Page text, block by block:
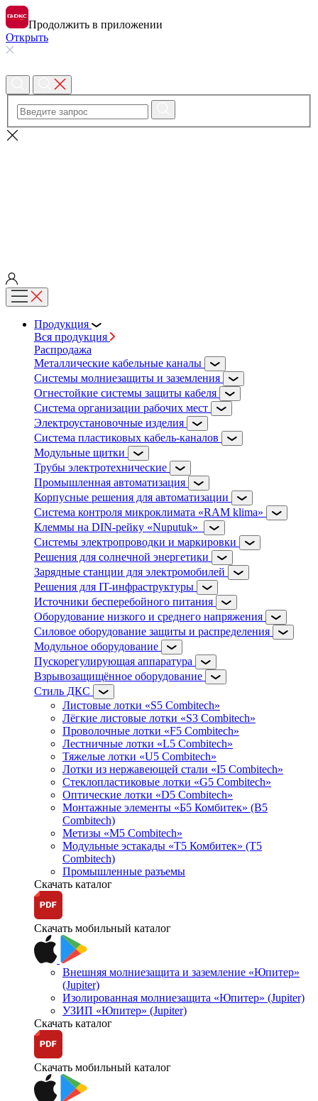
Продолжить в приложении
Открыть
Продукция
Вся продукция
Распродажа
Металлические кабельные каналы
Системы молниезащиты и заземления
Огнестойкие системы защиты кабеля
Система организации рабочих мест
Электроустановочные изделия
Система пластиковых кабель-каналов
Модульные щитки
Трубы электротехнические
Промышленная автоматизация
Корпусные решения для автоматизации
Система контроля микроклимата «RAM klima»
Клеммы на DIN-рейку «Nuputuk»
Системы электропроводки и маркировки
Решения для солнечной энергетики
Зарядные станции для электромобилей
Решения для IT-инфраструктуры
Источники бесперебойного питания
Оборудование низкого и среднего напряжения
Силовое оборудование защиты и распределения
Модульное оборудование
Пускорегулирующая аппаратура
Взрывозащищённое оборудование
Стиль ДКС
Листовые лотки «S5 Combitech»
Лёгкие листовые лотки «S3 Combitech»
Проволочные лотки «F5 Combitech»
Лестничные лотки «L5 Combitech»
Тяжелые лотки «U5 Combitech»
Лотки из нержавеющей стали «I5 Combitech»
Стеклопластиковые лотки «G5 Combitech»
Оптические лотки «D5 Combitech»
Монтажные элементы «Б5 Комбитек» (B5
Combitech)
Метизы «M5 Combitech»
Модульные эстакады «Т5 Комбитек» (T5
Combitech)
Промышленные разъемы
Скачать каталог
Скачать мобильный каталог
Внешняя молниезащита и заземление «Юпитер»
(Jupiter)
Изолированная молниезащита «Юпитер» (Jupiter)
УЗИП «Юпитер» (Jupiter)
Скачать каталог
Скачать мобильный каталог